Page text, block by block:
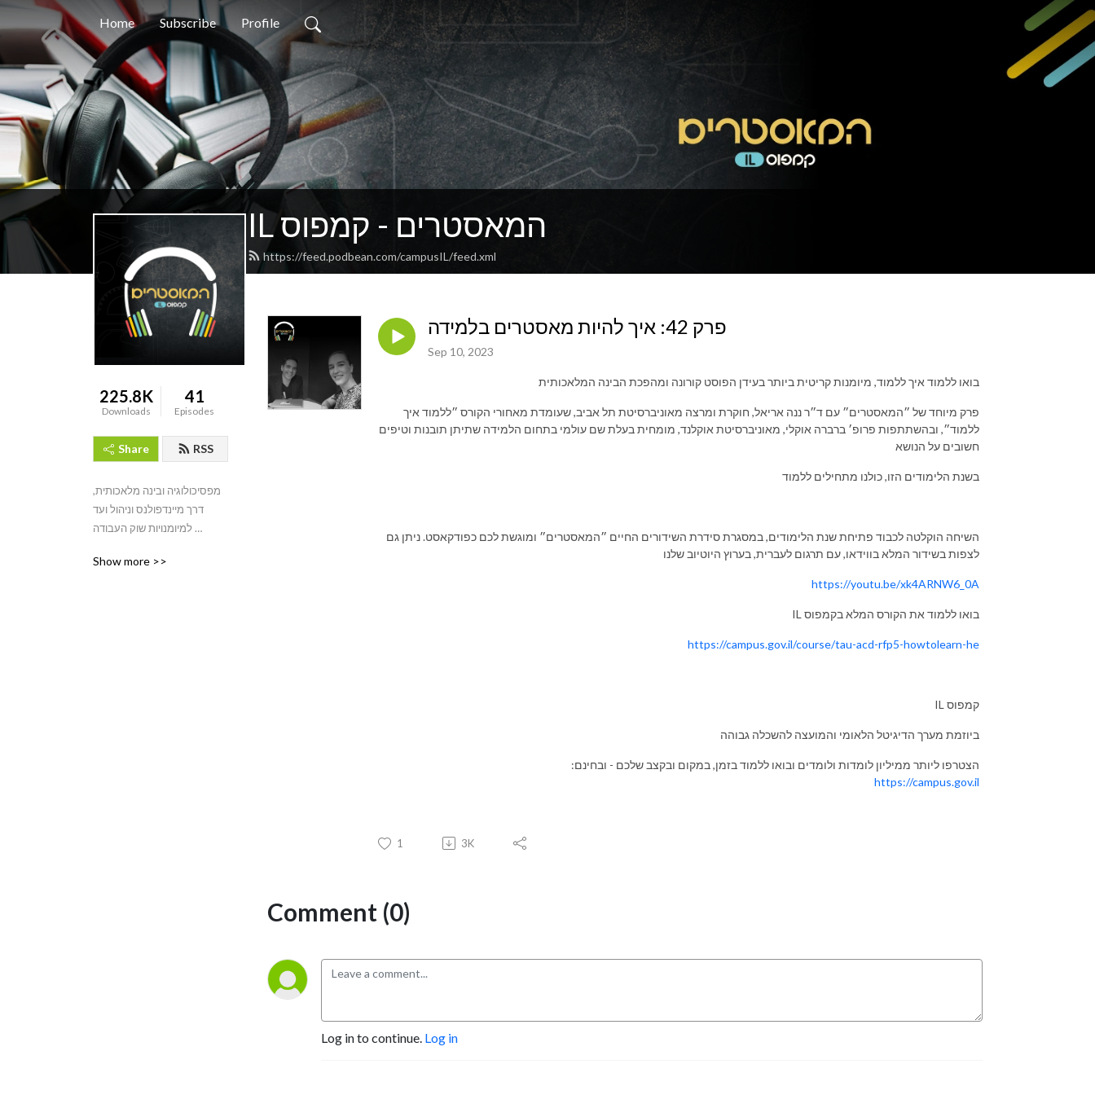
Home Subscribe Profile
IL המאסטרים - קמפוס
https://feed.podbean.com/campusIL/feed.xml
225.8K
Downloads
41
Episodes
Share RSS
מפסיכולוגיה ובינה מלאכותית,
דרך מיינדפולנס וניהול ועד
למיומנויות שוק העבודה
אהרן צ׳חנובר, יורם יובל, ליעד
Show more >>
פרק 42: איך להיות מאסטרים בלמידה
Sep 10, 2023
בואו ללמוד איך ללמוד, מיומנות קריטית ביותר בעידן הפוסט קורונה ומהפכת הבינה המלאכותית
פרק מיוחד של ״המאסטרים״ עם ד״ר ננה אריאל, חוקרת ומרצה מאוניברסיטת תל אביב, שעומדת מאחורי הקורס ״ללמוד איך
ללמוד״, ובהשתתפות פרופ׳ ברברה אוקלי, מאוניברסיטת אוקלנד, מומחית בעלת שם עולמי בתחום הלמידה שתיתן תובנות וטיפים
חשובים על הנושא
בשנת הלימודים הזו, כולנו מתחילים ללמוד
לצפות בשידור המלא בווידאו, עם תרגום לעברית, בערוץ היוטיוב שלנו
https://youtu.be/xk4ARNW6_0A
IL בואו ללמוד את הקורס המלא בקמפוס
https://campus.gov.il/course/tau-acd-rfp5-howtolearn-he
IL קמפוס
ביוזמת מערך הדיגיטל הלאומי והמועצה להשכלה גבוהה
הצטרפו ליותר ממיליון לומדות ולומדים ובואו ללמוד בזמן, במקום ובקצב שלכם - ובחינם:
https://campus.gov.il
1 3K
Comment (0)
Log in to continue. Log in